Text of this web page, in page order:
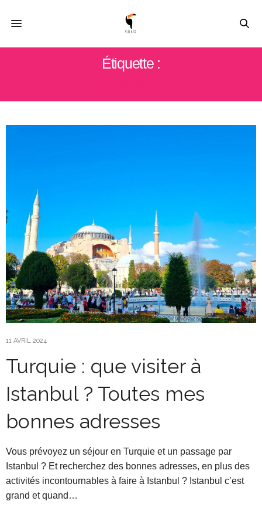
Étiquette :
11 AVRIL 2024
Turquie : que visiter à
Istanbul ? Toutes mes
bonnes adresses
Vous prévoyez un séjour en Turquie et un passage par
Istanbul ? Et recherchez des bonnes adresses, en plus des
activités incontournables à faire à Istanbul ? Istanbul c’est
grand et quand…